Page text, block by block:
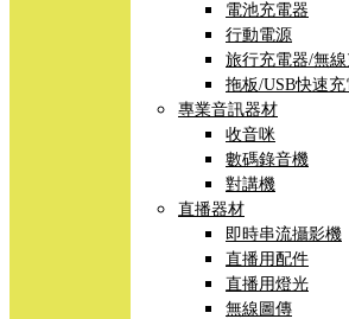
電池充電器
行動電源
旅行充電器/無
拖板/USB快速充
專業音訊器材
收音咪
數碼錄音機
對講機
直播器材
即時串流攝影機
直播用配件
直播用燈光
無線圖傳